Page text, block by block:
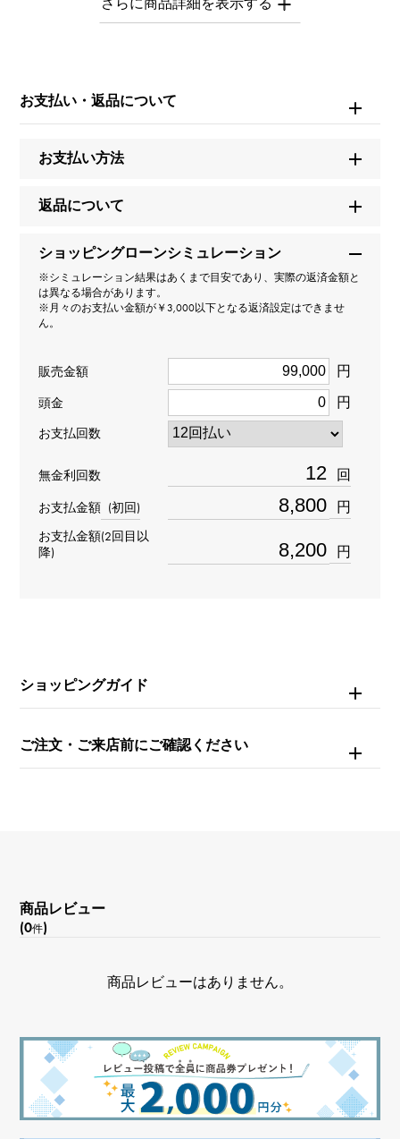
ユキザキ
モデル名
型番
Y.ALPHA.PUTITE.32.9.C
種類
イニシャル＞ イニシャル × チャーム
材質
K18ホワイトゴールド
モチーフサイズ
お支払い・返品について
お支払い方法
返品について
ショッピングローンシミュレーション
※シミュレーション結果はあくまで目安であり、実際の返済金額と
は異なる場合があります。
※月々のお支払い金額が￥3,000以下となる返済設定はできませ
ん。
販売金額 円
頭金 円
お支払回数
無金利回数 回
お支払金額 (初回) 円
お支払金額(2回目以
降)
円
ショッピングガイド
ご注文・ご来店前にご確認ください
商品レビュー
(0件)
商品レビューはありません。